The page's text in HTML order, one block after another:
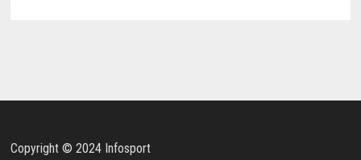
Copyright © 2024 Infosport